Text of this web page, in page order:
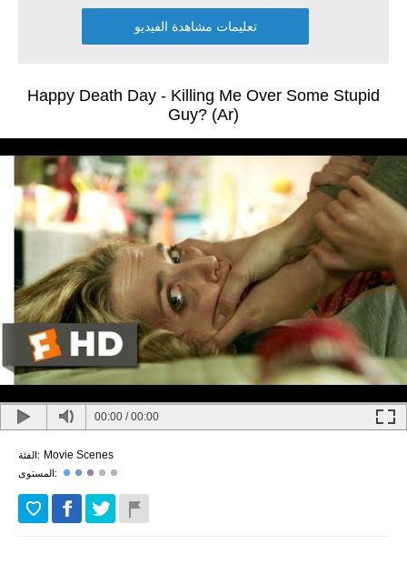
تعليمات مشاهدة الفيديو
Happy Death Day - Killing Me Over Some Stupid
Guy? (Ar)
00:00 /00:00
الفئة: Movie Scenes
المستوى: